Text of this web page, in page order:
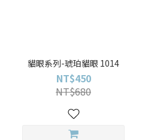
貓眼系列-琥珀貓眼 1014
NT$450
NT$680